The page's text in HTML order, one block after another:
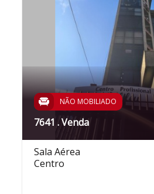
NÃO MOBILIADO
7641 . Venda
Sala Aérea
Centro